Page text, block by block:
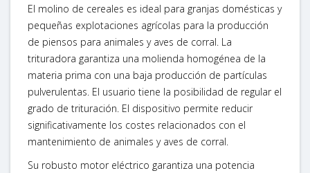
El molino de cereales es ideal para granjas domésticas y
pequeñas explotaciones agrícolas para la producción
de piensos para animales y aves de corral. La
trituradora garantiza una molienda homogénea de la
materia prima con una baja producción de partículas
pulverulentas. El usuario tiene la posibilidad de regular el
grado de trituración. El dispositivo permite reducir
significativamente los costes relacionados con el
mantenimiento de animales y aves de corral.
Su robusto motor eléctrico garantiza una potencia